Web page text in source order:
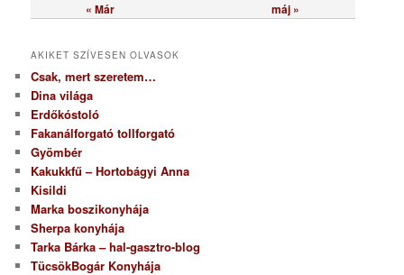
« Már máj »
AKIKET SZÍVESEN OLVASOK
Csak, mert szeretem…
Dina világa
Erdőkóstoló
Fakanálforgató tollforgató
Gyömbér
Kakukkfű – Hortobágyi Anna
Kisildi
Marka boszikonyhája
Sherpa konyhája
Tarka Bárka – hal-gasztro-blog
TücsökBogár Konyhája